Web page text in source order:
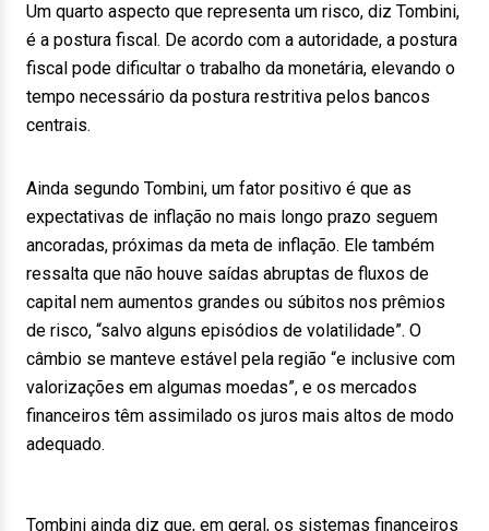
Um quarto aspecto que representa um risco, diz Tombini,
é a postura fiscal. De acordo com a autoridade, a postura
fiscal pode dificultar o trabalho da monetária, elevando o
tempo necessário da postura restritiva pelos bancos
centrais.
Ainda segundo Tombini, um fator positivo é que as
expectativas de inflação no mais longo prazo seguem
ancoradas, próximas da meta de inflação. Ele também
ressalta que não houve saídas abruptas de fluxos de
capital nem aumentos grandes ou súbitos nos prêmios
de risco, “salvo alguns episódios de volatilidade”. O
câmbio se manteve estável pela região “e inclusive com
valorizações em algumas moedas”, e os mercados
financeiros têm assimilado os juros mais altos de modo
adequado.
Tombini ainda diz que, em geral, os sistemas financeiros